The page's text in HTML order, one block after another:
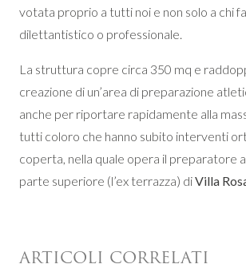
votata proprio a tutti noi e non solo a chi
dilettantistico o professionale.
La struttura copre circa 350 mq e
creazione di un’area di preparazione
anche per riportare rapidamente alla
tutti coloro che hanno subito interventi
coperta, nella quale opera il preparatore
parte superiore (l’ex terrazza) diVilla
ARTICOLI CORRELATI